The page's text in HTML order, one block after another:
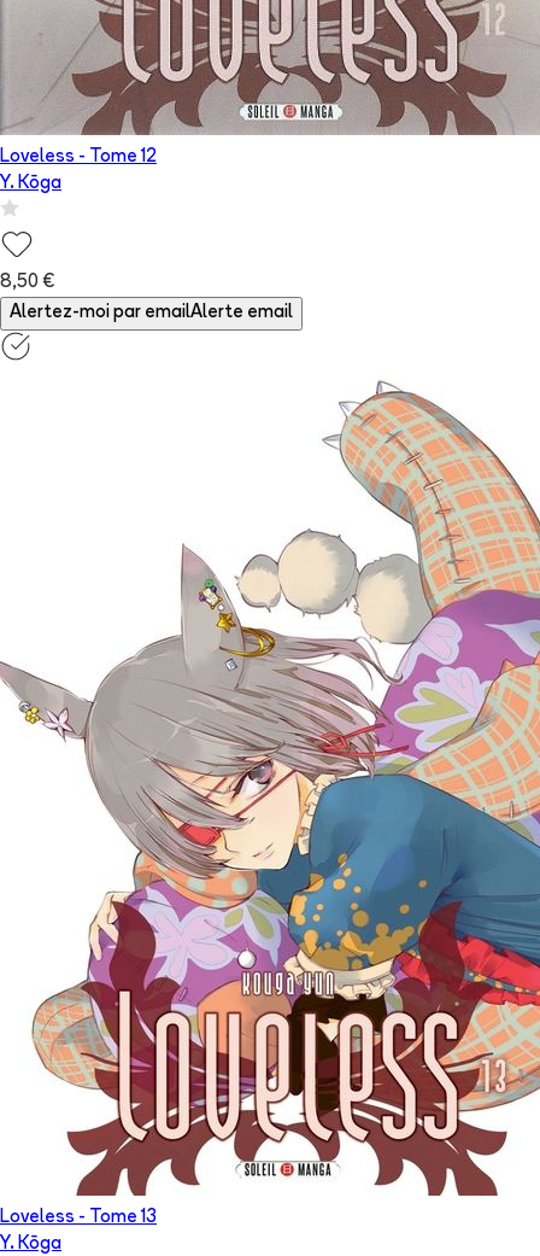
Loveless - Tome 12
Y. Kōga
8,50 €
Alertez-moi par emailAlerte email
Loveless - Tome 13
Y. Kōga